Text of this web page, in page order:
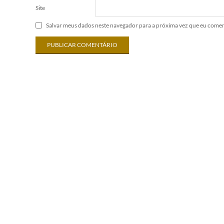
Site
Salvar meus dados neste navegador para a próxima vez que eu